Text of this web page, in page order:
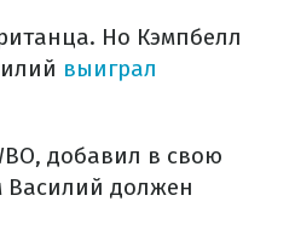
Но Кэмпбелл
выиграл
добавил в свою
Василий должен